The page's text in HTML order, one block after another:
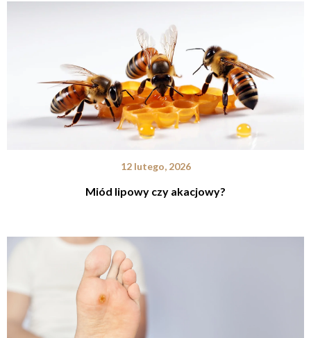
12 lutego, 2026
Miód lipowy czy akacjowy?